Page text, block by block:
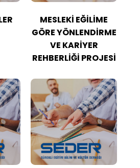
MESLEKİ EĞİLİME
GÖRE YÖNLENDİRME
VE KARİYER
REHBERLİĞİ PROJESİ